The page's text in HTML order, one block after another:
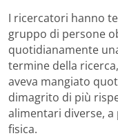
I ricercatori hanno
gruppo di persone
quotidianamente
termine della
aveva mangiato
dimagrito di più
alimentari diverse,
fisica.